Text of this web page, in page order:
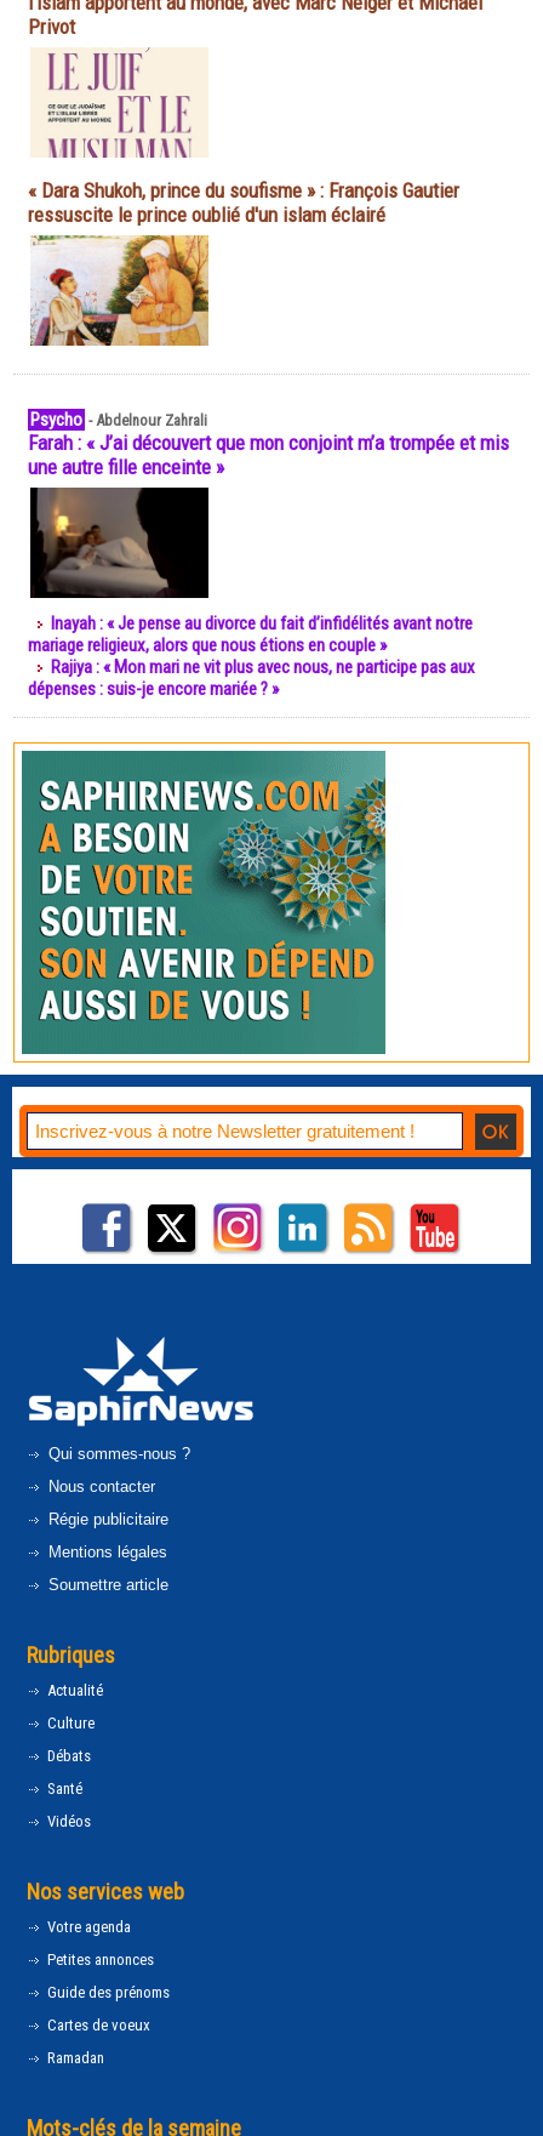
Privot
« Dara Shukoh, prince du soufisme » : François Gautier
ressuscite le prince oublié d'un islam éclairé
Psycho -Abdelnour Zahrali
Farah : « J’ai découvert que mon conjoint m’a trompée et mis
une autre fille enceinte »
Inayah : « Je pense au divorce du fait d’infidélités avant notre
mariage religieux, alors que nous étions en couple »
Rajiya : « Mon mari ne vit plus avec nous, ne participe pas aux
dépenses : suis-je encore mariée ? »
Qui sommes-nous ?
Nous contacter
Régie publicitaire
Mentions légales
Soumettre article
Rubriques
Actualité
Culture
Débats
Santé
Vidéos
Nos services web
Votre agenda
Petites annonces
Guide des prénoms
Cartes de voeux
Ramadan
Mots-clés de la semaine